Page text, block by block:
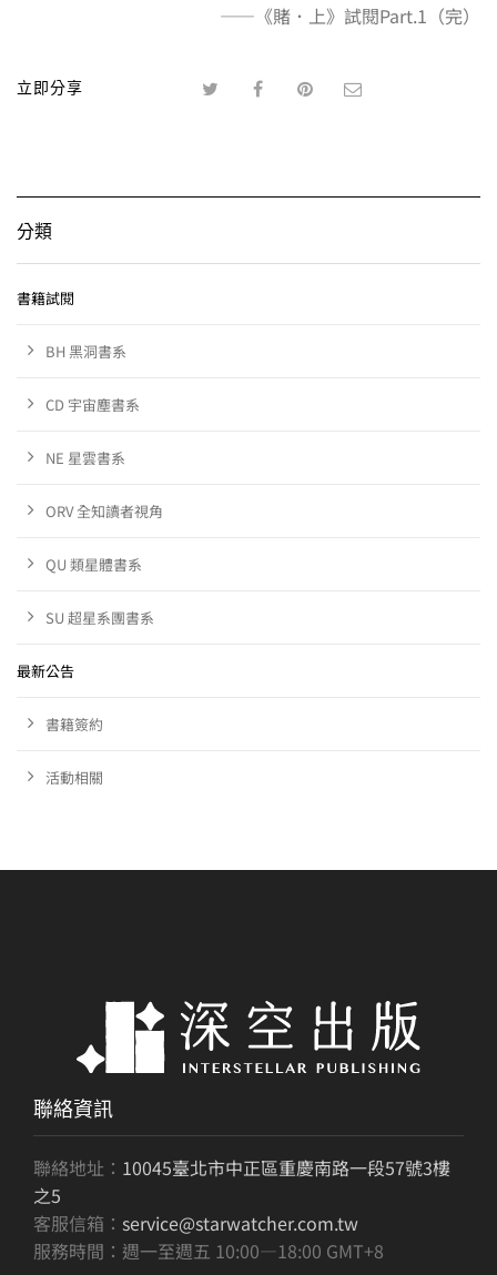
——《賭．上》試閱Part.1（完）
立即分享
分類
書籍試閱
BH 黑洞書系
CD 宇宙塵書系
NE 星雲書系
ORV 全知讀者視角
QU 類星體書系
SU 超星系團書系
最新公告
書籍簽約
活動相關
聯絡資訊
聯絡地址： 10045臺北市中正區重慶南路一段57號3樓
之5
客服信箱： service@starwatcher.com.tw
服務時間：週一至週五 10:00—18:00 GMT+8